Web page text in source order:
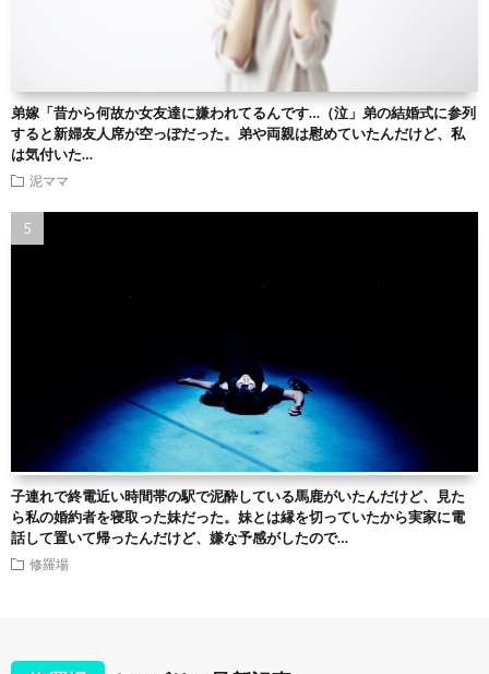
弟嫁「昔から何故か女友達に嫌われてるんです…（泣」弟の結婚式に参列
すると新婦友人席が空っぽだった。弟や両親は慰めていたんだけど、私
は気付いた…
泥ママ
子連れで終電近い時間帯の駅で泥酔している馬鹿がいたんだけど、見た
ら私の婚約者を寝取った妹だった。妹とは縁を切っていたから実家に電
話して置いて帰ったんだけど、嫌な予感がしたので…
修羅場